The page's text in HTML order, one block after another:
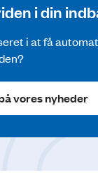
i din
i at få
vores nyheder